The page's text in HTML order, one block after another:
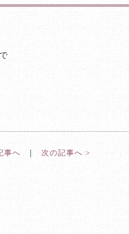
事へ ｜ 次の記事へ >